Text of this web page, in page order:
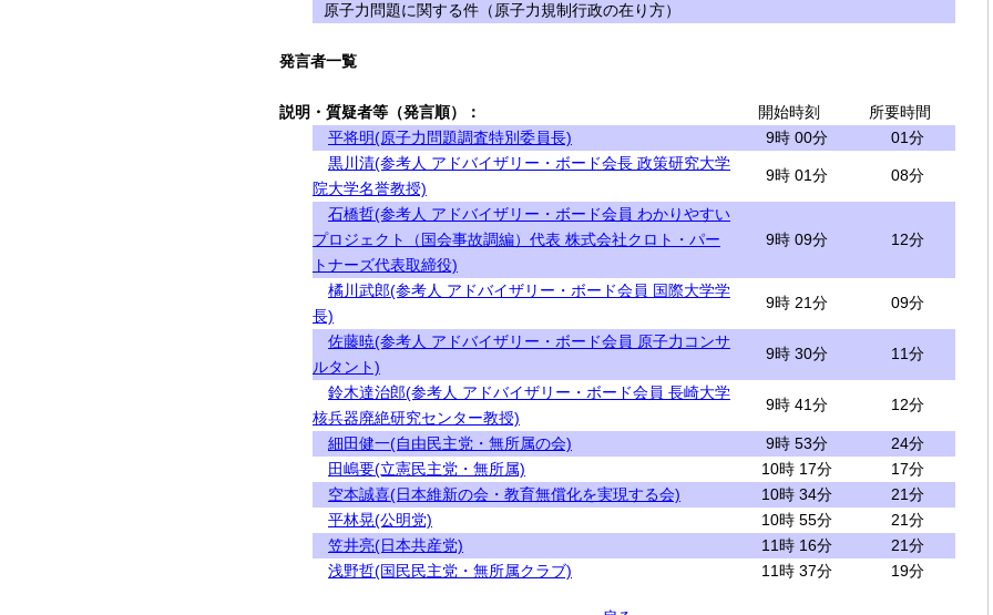
原子力問題に関する件（原子力規制行政の在り方）
発言者一覧
説明・質疑者等（発言順）： 開始時刻
所要時間
平将明(原子力問題調査特別委員長)
9時 00分
01分
黒川清(参考人 アドバイザリー・ボード会長 政策研究大学
院大学名誉教授)
9時 01分 08分
石橋哲(参考人 アドバイザリー・ボード会員 わかりやすい
プロジェクト（国会事故調編）代表 株式会社クロト・パー
トナーズ代表取締役)
9時 09分 12分
橘川武郎(参考人 アドバイザリー・ボード会員 国際大学学
長)
9時 21分 09分
佐藤暁(参考人 アドバイザリー・ボード会員 原子力コンサ
ルタント)
9時 30分 11分
鈴木達治郎(参考人 アドバイザリー・ボード会員 長崎大学
核兵器廃絶研究センター教授)
9時 41分 12分
細田健一(自由民主党・無所属の会) 9時 53分
24分
田嶋要(立憲民主党・無所属)
10時 17分
17分
空本誠喜(日本維新の会・教育無償化を実現する会)
10時 34分
21分
平林晃(公明党)
10時 55分
21分
笠井亮(日本共産党)
11時 16分
21分
浅野哲(国民民主党・無所属クラブ)
11時 37分 19分